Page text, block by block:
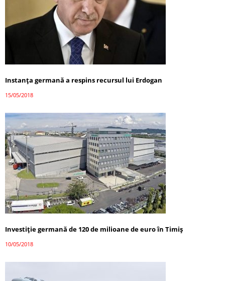
Instanța germană a respins recursul lui Erdogan
15/05/2018
Investiţie germană de 120 de milioane de euro în Timiș
10/05/2018